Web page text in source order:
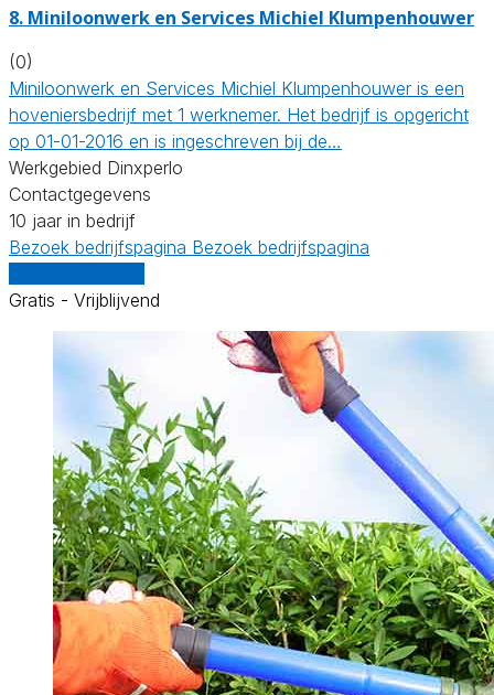
8. Miniloonwerk en Services Michiel Klumpenhouwer
(0)
Miniloonwerk en Services Michiel Klumpenhouwer is een
hoveniersbedrijf met 1 werknemer. Het bedrijf is opgericht
op 01-01-2016 en is ingeschreven bij de…
Werkgebied Dinxperlo
Contactgegevens
10 jaar in bedrijf
Bezoek bedrijfspagina Bezoek bedrijfspagina
Gratis - Vrijblijvend